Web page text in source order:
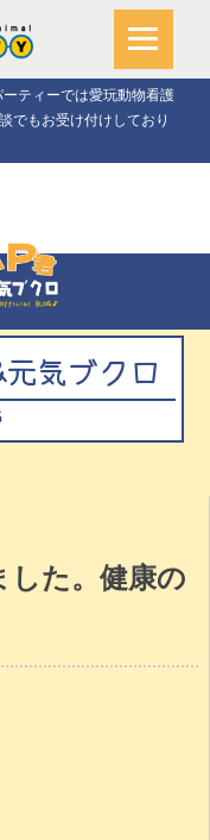
ティーでは愛玩動物看護
でもお受け付けしており
元気ブクロ
た。健康の